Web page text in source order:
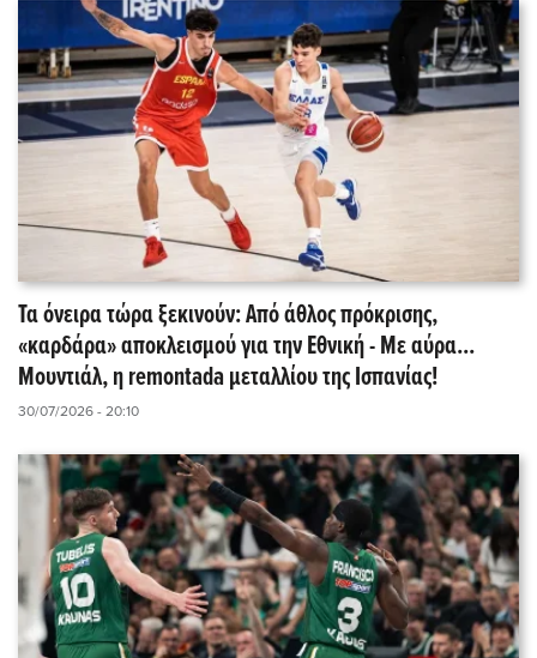
Τα όνειρα τώρα ξεκινούν: Από άθλος πρόκρισης,
«καρδάρα» αποκλεισμού για την Εθνική - Με αύρα...
Μουντιάλ, η remontada μεταλλίου της Ισπανίας!
30/07/2026 - 20:10